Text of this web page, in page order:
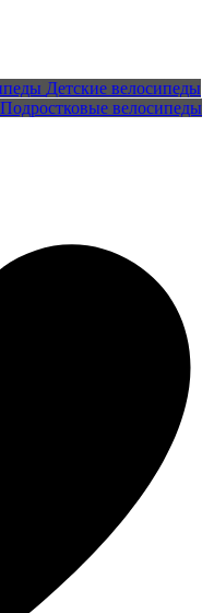
Детские велосипеды
Подростковые велосипеды